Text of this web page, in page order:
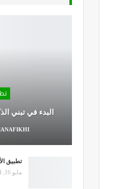
البدء في تبني
تطبيق
مايو 16, 2024